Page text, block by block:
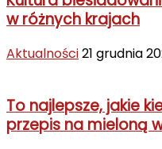
w różnych krajach
Aktualności21 grudnia
To najlepsze, jakie
przepis na mieloną